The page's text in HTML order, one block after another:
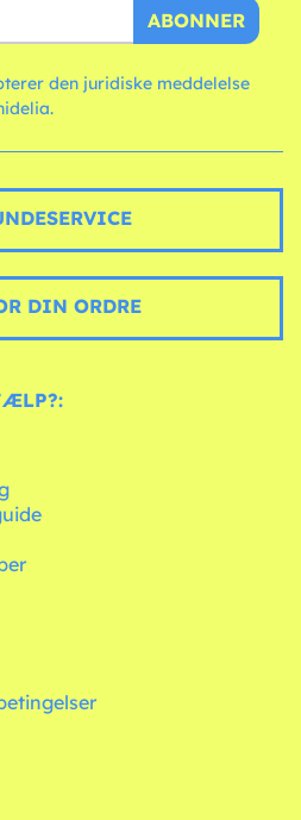
ABONNER
den juridiske meddelelse
DIN ORDRE